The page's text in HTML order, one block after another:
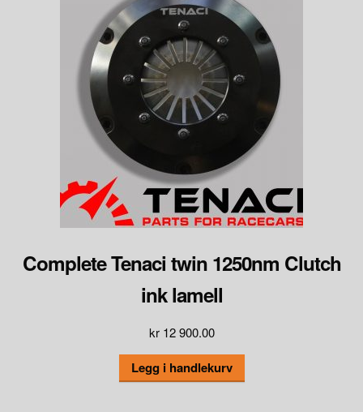
Complete Tenaci twin 1250nm Clutch
ink lamell
kr12 900.00
Legg i handlekurv